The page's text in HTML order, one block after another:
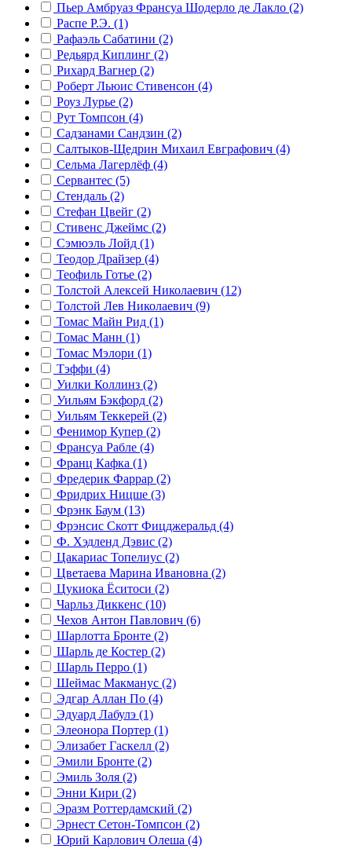
Пьер Амбруаз Франсуа Шодерло де Лакло (2)
Распе Р.Э. (1)
Рафаэль Сабатини (2)
Редьярд Киплинг (2)
Рихард Вагнер (2)
Роберт Льюис Стивенсон (4)
Роуз Лурье (2)
Рут Томпсон (4)
Садзанами Сандзин (2)
Салтыков-Щедрин Михаил Евграфович (4)
Сельма Лагерлёф (4)
Сервантес (5)
Стендаль (2)
Стефан Цвейг (2)
Стивенс Джеймс (2)
Сэмюэль Лойд (1)
Теодор Драйзер (4)
Теофиль Готье (2)
Толстой Алексей Николаевич (12)
Толстой Лев Николаевич (9)
Томас Майн Рид (1)
Томас Манн (1)
Томас Мэлори (1)
Тэффи (4)
Уилки Коллинз (2)
Уильям Бэкфорд (2)
Уильям Теккерей (2)
Фенимор Купер (2)
Франсуа Рабле (4)
Франц Кафка (1)
Фредерик Фаррар (2)
Фридрих Ницше (3)
Фрэнк Баум (13)
Фрэнсис Скотт Фицджеральд (4)
Ф. Хэдленд Дэвис (2)
Цакариас Топелиус (2)
Цветаева Марина Ивановна (2)
Цукиока Ёситоси (2)
Чарльз Диккенс (10)
Чехов Антон Павлович (6)
Шарлотта Бронте (2)
Шарль де Костер (2)
Шарль Перро (1)
Шеймас Макманус (2)
Эдгар Аллан По (4)
Эдуард Лабулэ (1)
Элеонора Портер (1)
Элизабет Гаскелл (2)
Эмили Бронте (2)
Эмиль Золя (2)
Энни Кири (2)
Эразм Роттердамский (2)
Эрнест Сетон-Томпсон (2)
Юрий Карлович Олеша (4)